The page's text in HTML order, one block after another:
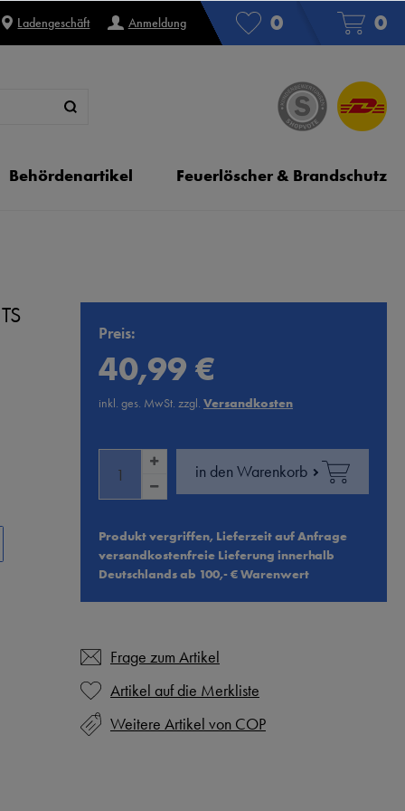
Ladengeschäft Anmeldung 0 0
Behördenartikel Feuerlöscher & Brandschutz
Preis:
40,99 €
inkl. ges. MwSt. zzgl. Versandkosten
in den Warenkorb
Produkt vergriffen, Lieferzeit auf Anfrage
versandkostenfreie Lieferung innerhalb
Deutschlands ab 100,- € Warenwert
Frage zum Artikel
Weitere Artikel von COP